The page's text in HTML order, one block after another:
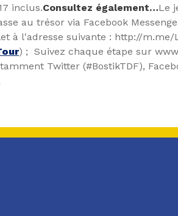
inclus.Consultez également…Le
au trésor via Facebook
à l'adresse suivante : http://m.me/
) ; Suivez chaque étape sur
Twitter (#BostikTDF),